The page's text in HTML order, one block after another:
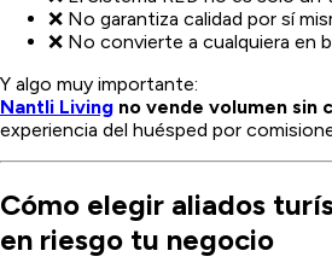
❌ No garantiza calidad por sí
❌ No convierte a cualquiera en
Y algo muy importante:
Nantli Living no vende volumen sin
experiencia del huésped por
Cómo elegir aliados
en riesgo tu negocio